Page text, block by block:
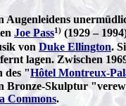
Augenleidens
Joe Pass1) (1929 –
von Duke Ellington.
lagen. Zwischen
des "Hôtel Montreux-
Bronze-Skulptur
Commons.